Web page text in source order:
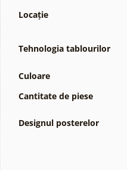
Locație
Tehnologia tablourilor
Culoare
Cantitate de piese
Designul posterelor